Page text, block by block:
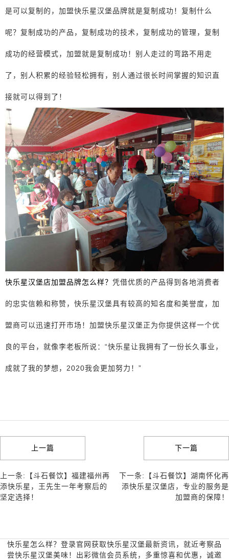
是可以复制的，加盟快乐星汉堡品牌就是复制成功！复制什么
呢？复制成功的产品，复制成功的技术，复制成功的管理，复制
成功的经营模式，加盟就是复制成功！别人走过的弯路不用走
了，别人积累的经验轻松拥有，别人通过很长时间掌握的知识直
接就可以得到了！
快乐星汉堡店加盟品牌怎么样？ 凭借优质的产品得到各地消费者
的忠实信赖和称赞，快乐星汉堡具有较高的知名度和美誉度，加
盟商可以迅速打开市场！加盟快乐星汉堡正为你提供这样一个优
良的平台，就像李老板所说：“快乐星让我拥有了一份长久事业，
成就了我的梦想，2020我会更加努力！”
上一篇
上一条:【斗石餐饮】福建福州再
添快乐星，王先生一年考察后的
坚定选择！
下一篇
下一条:【斗石餐饮】湖南怀化再
添快乐星汉堡店，专业的服务是
加盟商的保障！
快乐星怎么样？登录官网获取快乐星汉堡最新资讯，就近考察品
尝快乐星汉堡美味！出彩微信会员系统，多重惊喜和优惠，诚邀